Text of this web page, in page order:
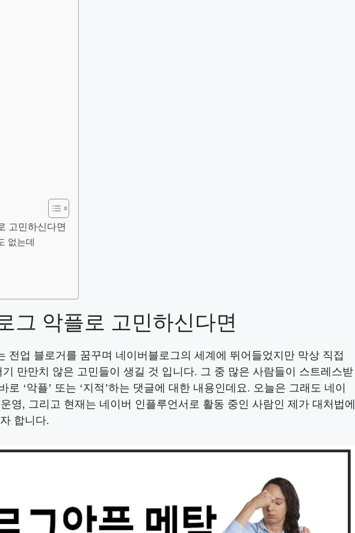
고민하신다면
없는데
그 악플로 고민하신다면
전업 블로거를 꿈꾸며 네이버블로그의 세계에 뛰어들었지만 막상 직접
만만치 않은 고민들이 생길 것 입니다. 그 중 많은 사람들이 스트레스받
로 ‘악플’ 또는 ‘지적’하는 댓글에 대한 내용인데요. 오늘은 그래도 네이
영, 그리고 현재는 네이버 인플루언서로 활동 중인 사람인 제가 대처법에
합니다.